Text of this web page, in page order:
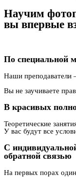
Научим
вы впервые
По специальной
Наши преподаватели
Вы не заучиваете
В красивых
Теоретические
У вас будут все
С
обратной связью
На первых порах